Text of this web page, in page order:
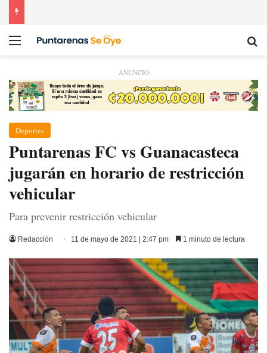
Menú
ANUNCIO
Deportes
Puntarenas FC vs Guanacasteca
jugarán en horario de restricción
vehicular
Para prevenir restricción vehicular
Redacción 11 de mayo de 2021 | 2:47 pm 1 minuto de lectura